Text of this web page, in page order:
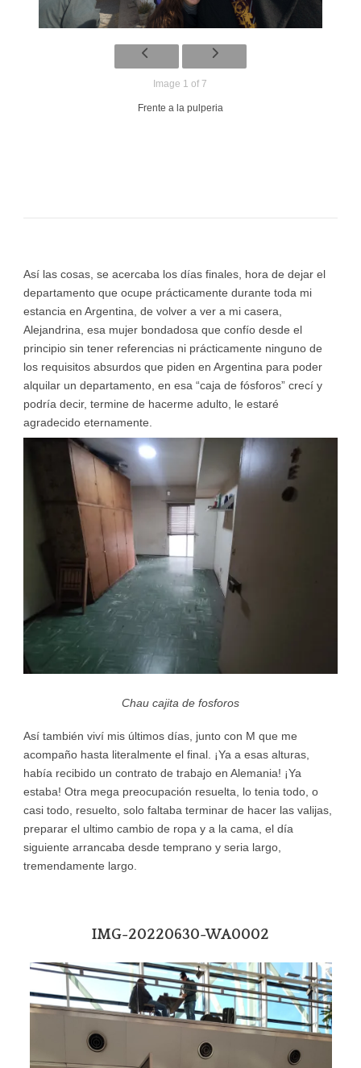
Image 1 of 7
Frente a la pulperia
Así las cosas, se acercaba los días finales, hora de dejar el
departamento que ocupe prácticamente durante toda mi
estancia en Argentina, de volver a ver a mi casera,
Alejandrina, esa mujer bondadosa que confío desde el
principio sin tener referencias ni prácticamente ninguno de
los requisitos absurdos que piden en Argentina para poder
alquilar un departamento, en esa “caja de fósforos” crecí y
podría decir, termine de hacerme adulto, le estaré
agradecido eternamente.
Chau cajita de fosforos
Así también viví mis últimos días, junto con M que me
acompaño hasta literalmente el final. ¡Ya a esas alturas,
había recibido un contrato de trabajo en Alemania! ¡Ya
estaba! Otra mega preocupación resuelta, lo tenia todo, o
casi todo, resuelto, solo faltaba terminar de hacer las valijas,
preparar el ultimo cambio de ropa y a la cama, el día
siguiente arrancaba desde temprano y seria largo,
tremendamente largo.
IMG-20220630-WA0002